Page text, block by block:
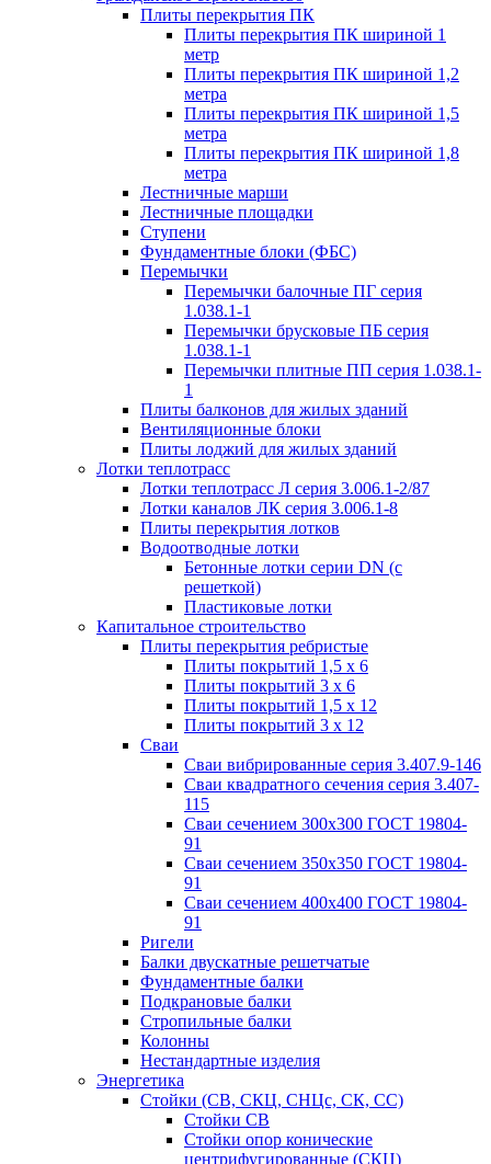
Плиты перекрытия ПК
Плиты перекрытия ПК шириной 1
метр
Плиты перекрытия ПК шириной 1,2
метра
Плиты перекрытия ПК шириной 1,5
метра
Плиты перекрытия ПК шириной 1,8
метра
Лестничные марши
Лестничные площадки
Ступени
Фундаментные блоки (ФБС)
Перемычки
Перемычки балочные ПГ серия
1.038.1-1
Перемычки брусковые ПБ серия
1.038.1-1
Перемычки плитные ПП серия 1.038.1-
1
Плиты балконов для жилых зданий
Вентиляционные блоки
Плиты лоджий для жилых зданий
Лотки теплотрасс
Лотки теплотрасс Л серия 3.006.1-2/87
Лотки каналов ЛК серия 3.006.1-8
Плиты перекрытия лотков
Водоотводные лотки
Бетонные лотки серии DN (с
решеткой)
Пластиковые лотки
Капитальное строительство
Плиты перекрытия ребристые
Плиты покрытий 1,5 x 6
Плиты покрытий 3 x 6
Плиты покрытий 1,5 x 12
Плиты покрытий 3 x 12
Сваи
Сваи вибрированные серия 3.407.9-146
Сваи квадратного сечения серия 3.407-
115
Сваи сечением 300х300 ГОСТ 19804-
91
Сваи сечением 350х350 ГОСТ 19804-
91
Сваи сечением 400х400 ГОСТ 19804-
91
Ригели
Балки двускатные решетчатые
Фундаментные балки
Подкрановые балки
Стропильные балки
Колонны
Нестандартные изделия
Энергетика
Стойки (СВ, СКЦ, СНЦс, СК, СС)
Стойки СВ
Стойки опор конические
центрифугированные (СКЦ)